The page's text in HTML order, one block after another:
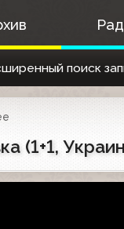
поиск
(1+1,